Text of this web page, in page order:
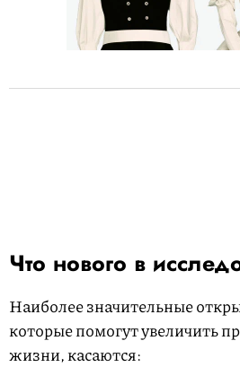
Что нового в
Наиболее значительные
которые помогут увеличить
жизни, касаются: